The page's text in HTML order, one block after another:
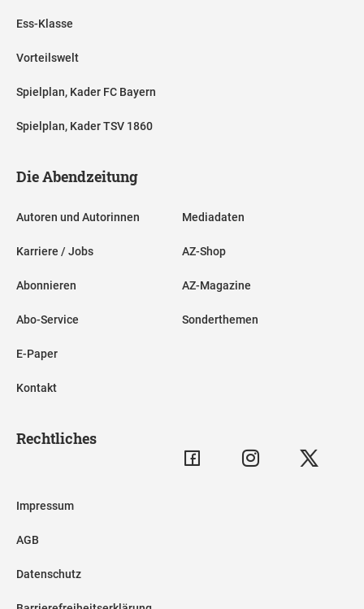
Ess-Klasse
Vorteilswelt
Spielplan, Kader FC Bayern
Spielplan, Kader TSV 1860
Die Abendzeitung
Autoren und Autorinnen
Karriere / Jobs
Abonnieren
Abo-Service
E-Paper
Kontakt
Mediadaten
AZ-Shop
AZ-Magazine
Sonderthemen
Rechtliches
Impressum
AGB
Datenschutz